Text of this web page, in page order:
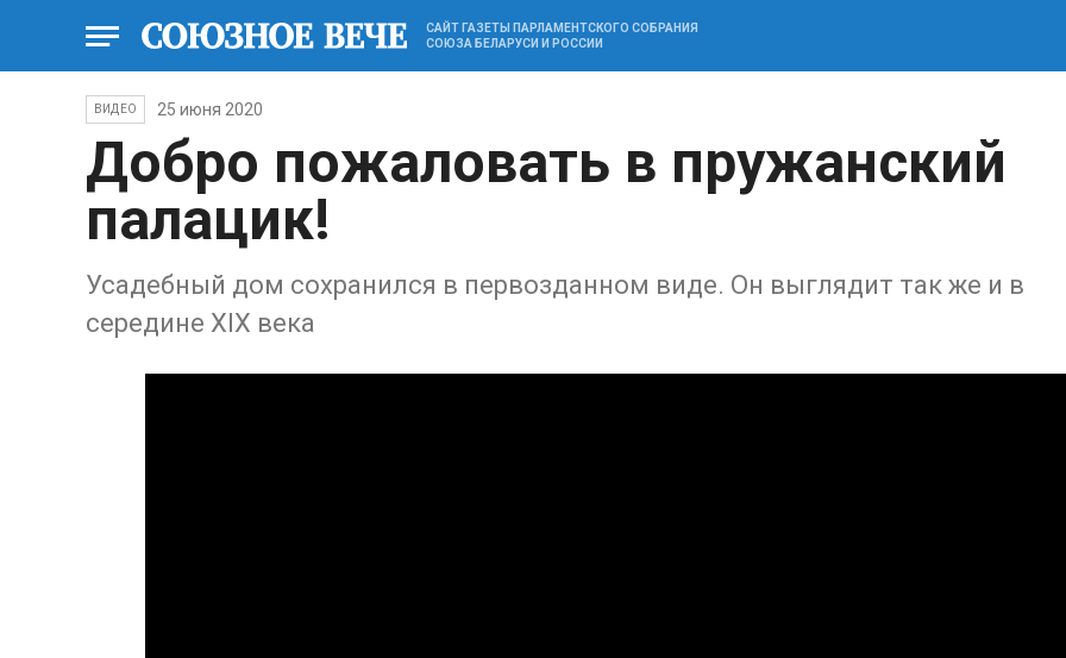
САЙТ ГАЗЕТЫ ПАРЛАМЕНТСКОГО СОБРАНИЯ
СОЮЗА БЕЛАРУСИ И РОССИИ
ВИДЕО 25 июня 2020
Добро пожаловать в пружанский
палацик!
Усадебный дом сохранился в первозданном виде. Он выглядит так же и в
середине XIX века